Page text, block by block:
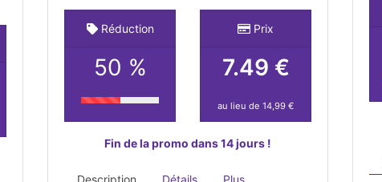
Réduction
50 %
Prix
7.49 €
au lieu de 14,99 €
Fin de la promo dans 14 jours !
Description Détails Plus